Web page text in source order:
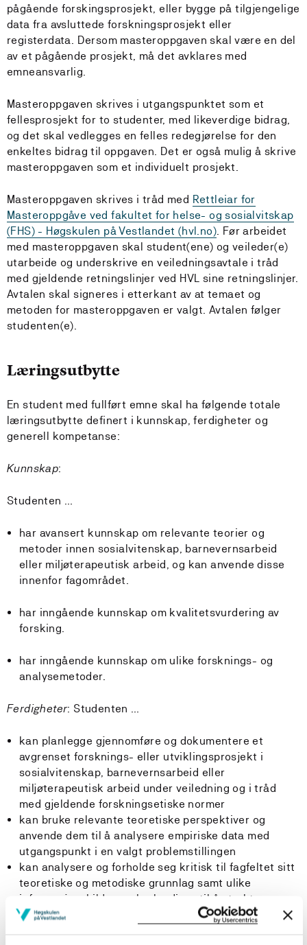
pågående forskingsprosjekt, eller bygge på tilgjengelige
data fra avsluttede forskningsprosjekt eller
registerdata. Dersom masteroppgaven skal være en del
av et pågående prosjekt, må det avklares med
emneansvarlig.
Masteroppgaven skrives i utgangspunktet som et
fellesprosjekt for to studenter, med likeverdige bidrag,
og det skal vedlegges en felles redegjørelse for den
enkeltes bidrag til oppgaven. Det er også mulig å skrive
masteroppgaven som et individuelt prosjekt.
Masteroppgaven skrives i tråd med Rettleiar for
Masteroppgåve ved fakultet for helse- og sosialvitskap
(FHS) - Høgskulen på Vestlandet (hvl.no). Før arbeidet
med masteroppgaven skal student(ene) og veileder(e)
utarbeide og underskrive en veiledningsavtale i tråd
med gjeldende retningslinjer ved HVL sine retningslinjer.
Avtalen skal signeres i etterkant av at temaet og
metoden for masteroppgaven er valgt. Avtalen følger
studenten(e).
Læringsutbytte
En student med fullført emne skal ha følgende totale
læringsutbytte definert i kunnskap, ferdigheter og
generell kompetanse:
Kunnskap:
Studenten …
har avansert kunnskap om relevante teorier og
metoder innen sosialvitenskap, barnevernsarbeid
eller miljøterapeutisk arbeid, og kan anvende disse
innenfor fagområdet.
har inngående kunnskap om kvalitetsvurdering av
forsking.
har inngående kunnskap om ulike forsknings- og
analysemetoder.
Ferdigheter: Studenten …
kan planlegge gjennomføre og dokumentere et
avgrenset forsknings- eller utviklingsprosjekt i
sosialvitenskap, barnevernsarbeid eller
miljøterapeutisk arbeid under veiledning og i tråd
med gjeldende forskningsetiske normer
kan bruke relevante teoretiske perspektiver og
anvende dem til å analysere empiriske data med
utgangspunkt i en valgt problemstillingen
kan analysere og forholde seg kritisk til fagfeltet sitt
teoretiske og metodiske grunnlag samt ulike
informasjonskilder, og bruke disse til å strukturere og
formulere faglige argument